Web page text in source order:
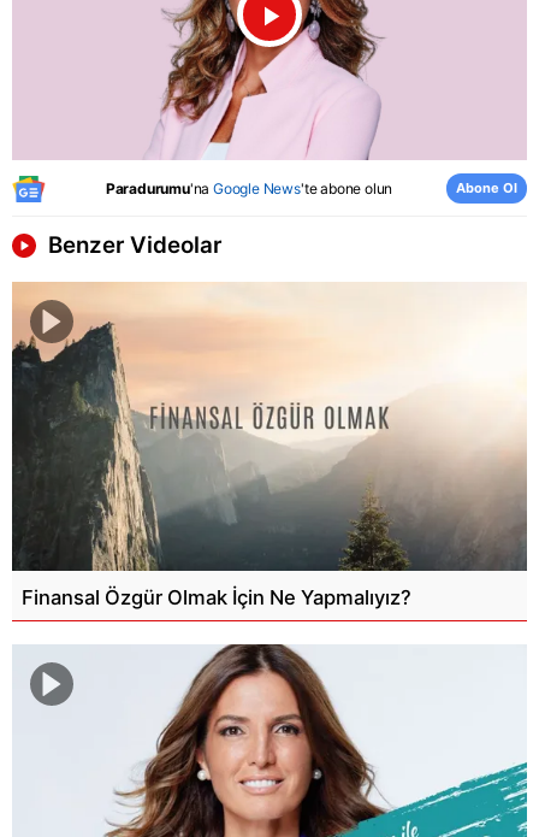
Videoyu
Paradurumu'naGoogle News'te abone olun Abone Ol
Benzer Videolar
Finansal Özgür Olmak İçin Ne Yapmalıyız?